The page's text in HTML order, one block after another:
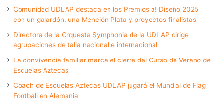
Comunidad UDLAP destaca en los Premios a! Diseño 2025
con un galardón, una Mención Plata y proyectos finalistas
Directora de la Orquesta Symphonia de la UDLAP dirige
agrupaciones de talla nacional e internacional
La convivencia familiar marca el cierre del Curso de Verano de
Escuelas Aztecas
Coach de Escuelas Aztecas UDLAP jugará el Mundial de Flag
Football en Alemania